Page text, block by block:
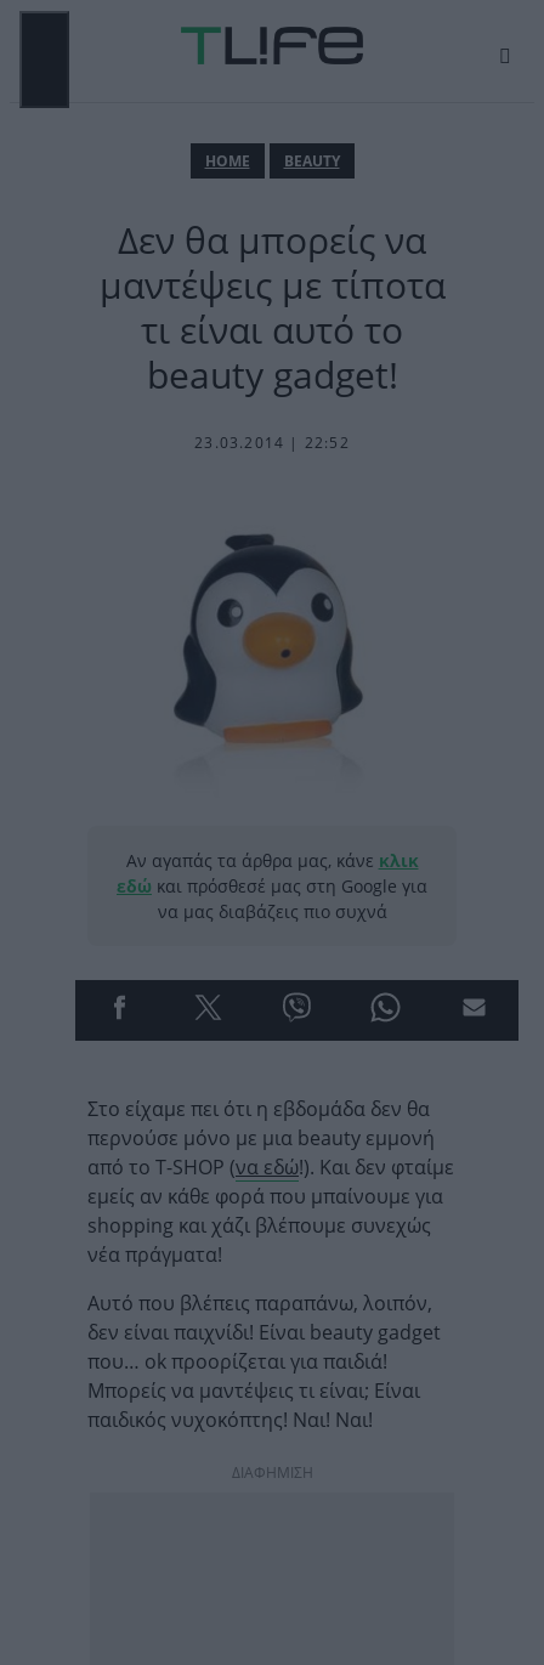
Μετάβαση
ΗΟΜΕ BEAUTY
Δεν θα μπορείς να
μαντέψεις με τίποτα
τι είναι αυτό το
beauty gadget!
23.03.2014 | 22:52
Αν αγαπάς τα άρθρα μας, κάνε κλικ
εδώ και πρόσθεσέ μας στη Google για
να μας διαβάζεις πιο συχνά
Στο είχαμε πει ότι η εβδομάδα δεν θα
περνούσε μόνο με μια beauty εμμονή
από το T-SHOP (να εδώ!). Και δεν φταίμε
εμείς αν κάθε φορά που μπαίνουμε για
shopping και χάζι βλέπουμε συνεχώς
νέα πράγματα!
Αυτό που βλέπεις παραπάνω, λοιπόν,
δεν είναι παιχνίδι! Είναι beauty gadget
που… ok προορίζεται για παιδιά!
Μπορείς να μαντέψεις τι είναι; Είναι
παιδικός νυχοκόπτης! Ναι! Ναι!
ΔΙΑΦΗΜΙΣΗ